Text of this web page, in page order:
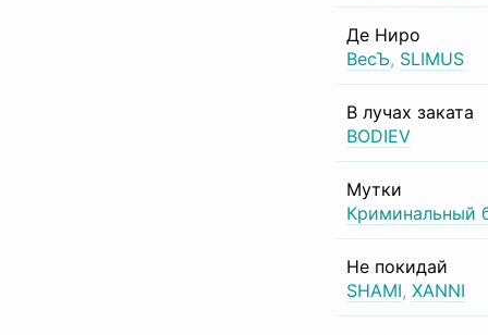
Де Ниро
ВесЪ, SLIMUS
В лучах заката
BODIEV
Мутки
Криминальный
Не покидай
SHAMI, XANNI